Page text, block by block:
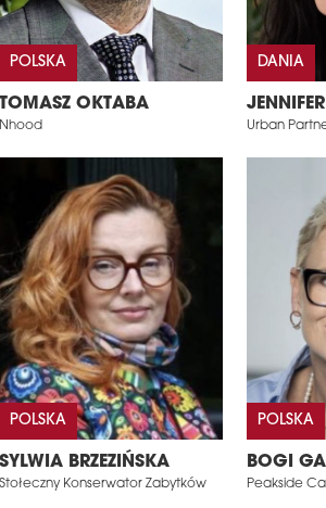
POLSKA
TOMASZ OKTABA
Nhood
DANIA
Urban
POLSKA
SYLWIA BRZEZIŃSKA
Stołeczny Konserwator Zabytków
POLSKA
BOGI
Peakside